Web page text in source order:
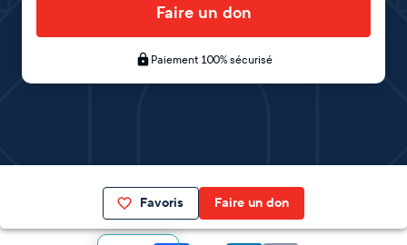
Faire un don
Paiement 100% sécurisé
Favoris Faire un don